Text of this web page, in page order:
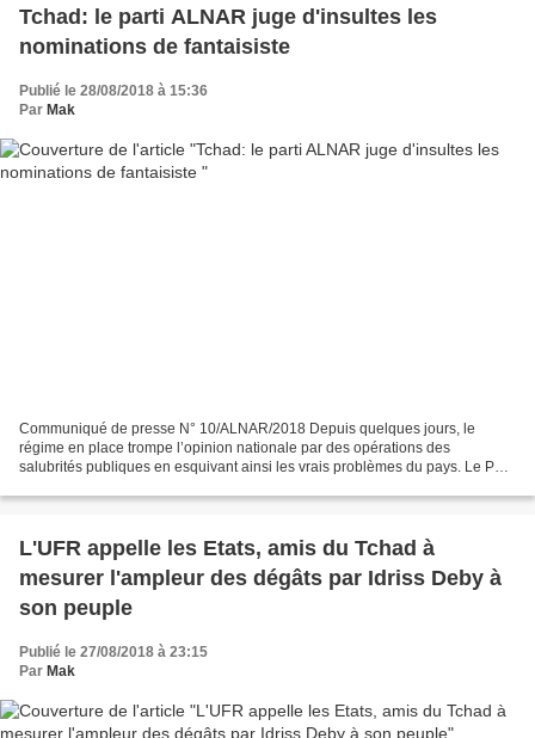
Tchad: le parti ALNAR juge d'insultes les
nominations de fantaisiste
Publié le 28/08/2018 à 15:36
Par Mak
Communiqué de presse N° 10/ALNAR/2018 Depuis quelques jours, le
régime en place trompe l’opinion nationale par des opérations des
salubrités publiques en esquivant ainsi les vrais problèmes du pays. Le Parti
L'UFR appelle les Etats, amis du Tchad à
mesurer l'ampleur des dégâts par Idriss Deby à
son peuple
Publié le 27/08/2018 à 23:15
Par Mak